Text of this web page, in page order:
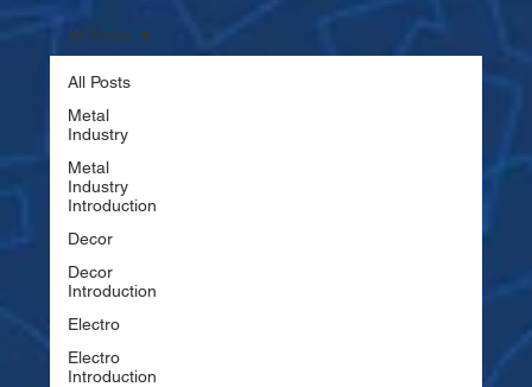
All Posts
Metal
Industry
Metal
Industry
Introduction
Decor
Decor
Introduction
Electro
Electro
Introduction
All Posts